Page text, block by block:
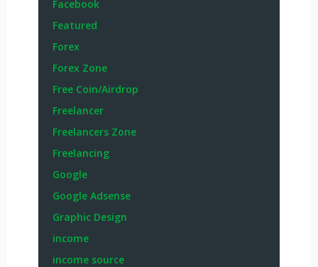
Facebook
Featured
Forex
Forex Zone
Free Coin/Airdrop
Freelancer
Freelancers Zone
Freelancing
Google
Google Adsense
Graphic Design
income
income source